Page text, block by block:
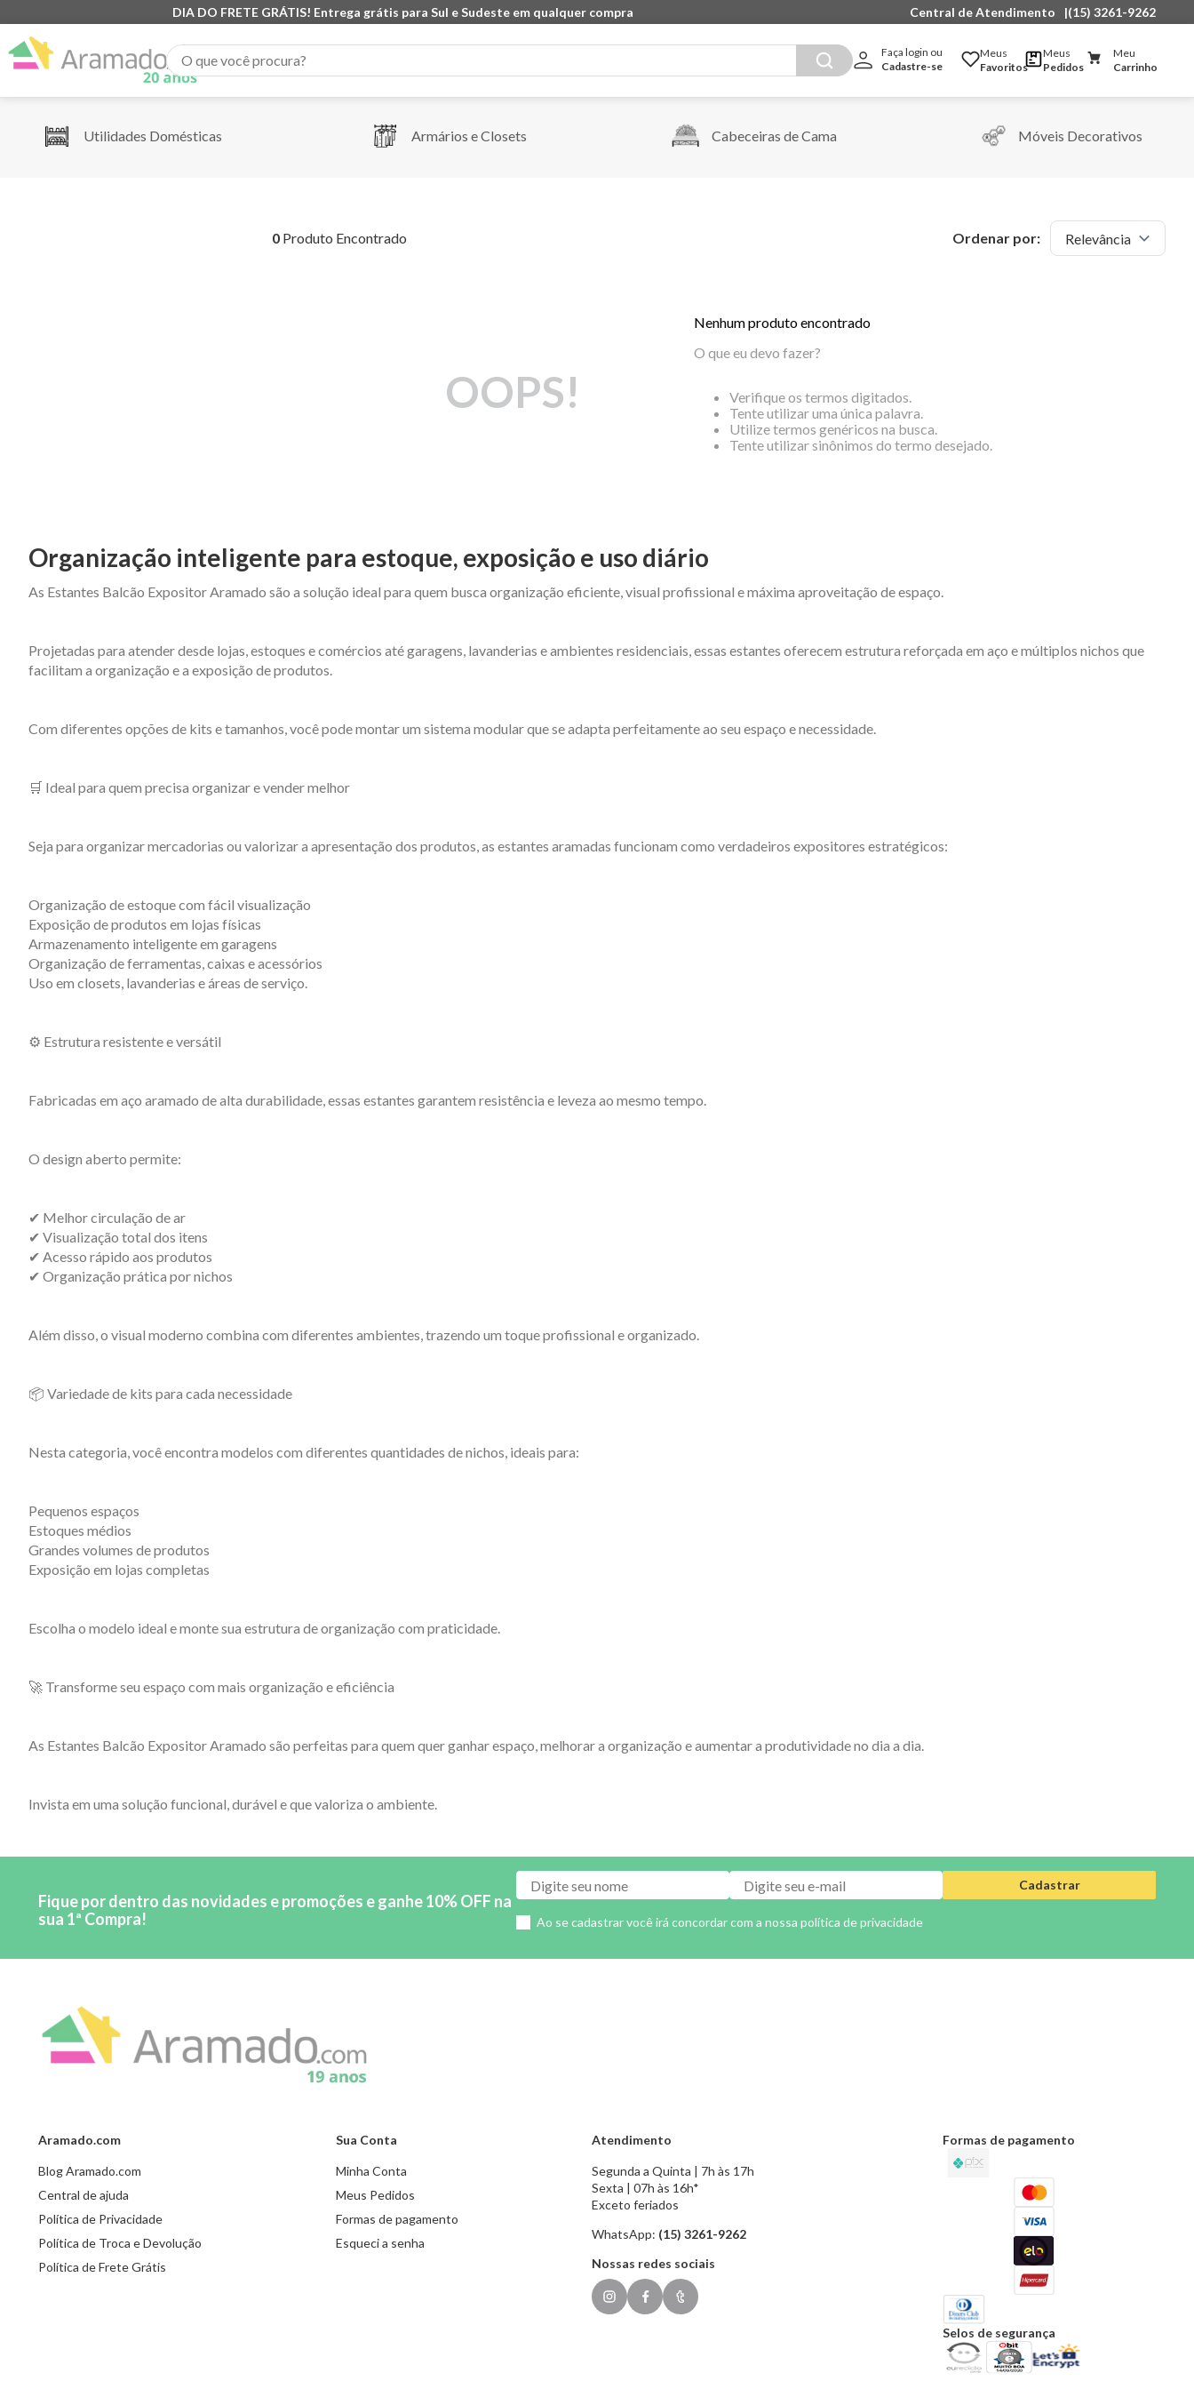
DIA DO FRETE GRÁTIS! Entrega grátis para Sul e Sudeste em qualquer compra Central de Atendimento |(15) 3261-9262
O que você procura?
Faça login ou
Cadastre-se
Meus
Favoritos
Meus
Pedidos
Meu
Carrinho
Utilidades Domésticas Armários e Closets Cabeceiras de Cama Móveis Decorativos
0 Produto Encontrado Ordenar por: Relevância
OOPS!
Nenhum produto encontrado
O que eu devo fazer?
Verifique os termos digitados.
Tente utilizar uma única palavra.
Utilize termos genéricos na busca.
Tente utilizar sinônimos do termo desejado.
Organização inteligente para estoque, exposição e uso diário
As Estantes Balcão Expositor Aramado são a solução ideal para quem busca organização eficiente, visual profissional e máxima aproveitação de espaço.
Projetadas para atender desde lojas, estoques e comércios até garagens, lavanderias e ambientes residenciais, essas estantes oferecem estrutura reforçada em aço e múltiplos nichos que
facilitam a organização e a exposição de produtos.
Com diferentes opções de kits e tamanhos, você pode montar um sistema modular que se adapta perfeitamente ao seu espaço e necessidade.
🛒 Ideal para quem precisa organizar e vender melhor
Seja para organizar mercadorias ou valorizar a apresentação dos produtos, as estantes aramadas funcionam como verdadeiros expositores estratégicos:
Organização de estoque com fácil visualização
Exposição de produtos em lojas físicas
Armazenamento inteligente em garagens
Organização de ferramentas, caixas e acessórios
Uso em closets, lavanderias e áreas de serviço.
⚙️ Estrutura resistente e versátil
Fabricadas em aço aramado de alta durabilidade, essas estantes garantem resistência e leveza ao mesmo tempo.
O design aberto permite:
✔ Melhor circulação de ar
✔ Visualização total dos itens
✔ Acesso rápido aos produtos
✔ Organização prática por nichos
Além disso, o visual moderno combina com diferentes ambientes, trazendo um toque profissional e organizado.
📦 Variedade de kits para cada necessidade
Nesta categoria, você encontra modelos com diferentes quantidades de nichos, ideais para:
Pequenos espaços
Estoques médios
Grandes volumes de produtos
Exposição em lojas completas
Escolha o modelo ideal e monte sua estrutura de organização com praticidade.
🚀 Transforme seu espaço com mais organização e eficiência
As Estantes Balcão Expositor Aramado são perfeitas para quem quer ganhar espaço, melhorar a organização e aumentar a produtividade no dia a dia.
Invista em uma solução funcional, durável e que valoriza o ambiente.
Fique por dentro das novidades e promoções e ganhe 10% OFF na
sua 1ª Compra!
Cadastrar
Ao se cadastrar você irá concordar com a nossapolítica de privacidade
Aramado.com
Blog Aramado.com
Central de ajuda
Política de Privacidade
Política de Troca e Devolução
Política de Frete Grátis
Sua Conta
Minha Conta
Meus Pedidos
Formas de pagamento
Esqueci a senha
Atendimento
Segunda a Quinta | 7h às 17h
Sexta | 07h às 16h*
Exceto feriados
WhatsApp: (15) 3261-9262
Nossas redes sociais
Formas de pagamento
Selos de segurança